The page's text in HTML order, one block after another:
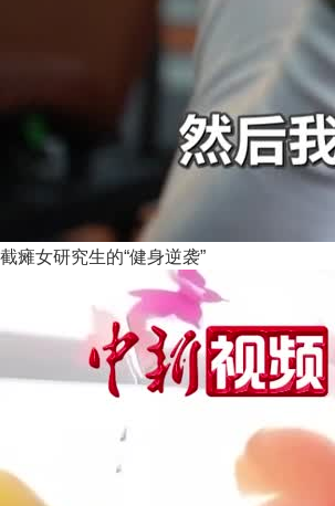
截瘫女研究生的“健身逆袭”